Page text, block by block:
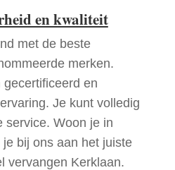
en kwaliteit
met de beste
merken.
en
Je kunt volledig
service. Woon je in
bij ons aan het juiste
vervangen Kerklaan.